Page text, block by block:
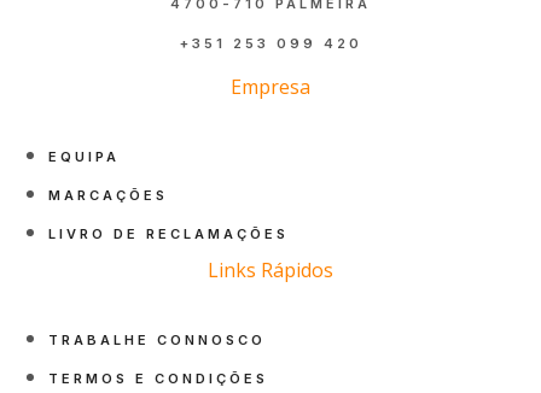
4700-710 PALMEIRA
+351 253 099 420
Empresa
EQUIPA
MARCAÇÕES
LIVRO DE RECLAMAÇÕES
Links Rápidos
TRABALHE CONNOSCO
TERMOS E CONDIÇÕES